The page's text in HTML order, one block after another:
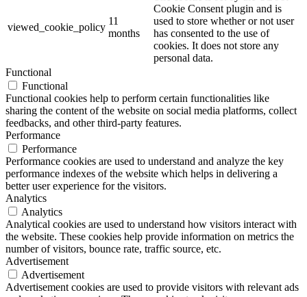
viewed_cookie_policy
11
months
Cookie Consent plugin and is
used to store whether or not user
has consented to the use of
cookies. It does not store any
personal data.
Functional
Functional
Functional cookies help to perform certain functionalities like
sharing the content of the website on social media platforms, collect
feedbacks, and other third-party features.
Performance
Performance
Performance cookies are used to understand and analyze the key
performance indexes of the website which helps in delivering a
better user experience for the visitors.
Analytics
Analytics
Analytical cookies are used to understand how visitors interact with
the website. These cookies help provide information on metrics the
number of visitors, bounce rate, traffic source, etc.
Advertisement
Advertisement
Advertisement cookies are used to provide visitors with relevant ads